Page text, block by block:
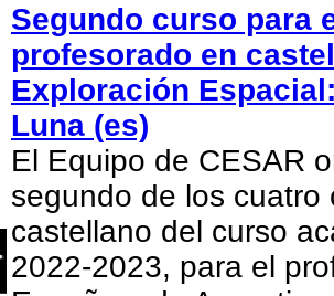
Segundo curso para
profesorado en
Exploración
Luna (es)
El Equipo de CESAR
segundo de los cuatro
castellano del curso
2022-2023, para el